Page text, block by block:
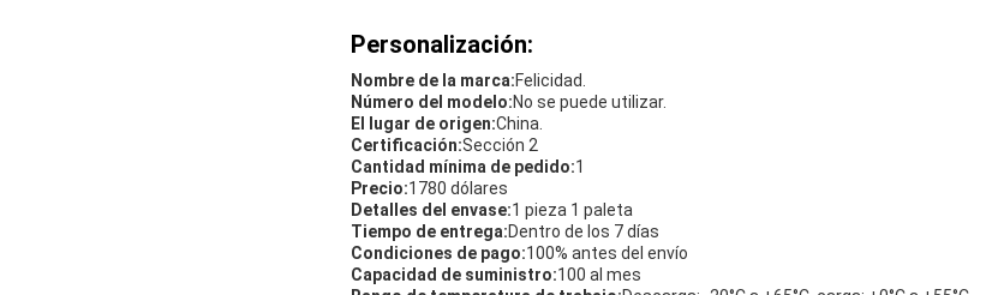
Personalización:
Nombre de la marca:Felicidad.
Número del modelo:No se puede utilizar.
El lugar de origen:China.
Certificación:Sección 2
Cantidad mínima de pedido:1
Precio:1780 dólares
Detalles del envase:1 pieza 1 paleta
Tiempo de entrega:Dentro de los 7 días
Condiciones de pago:100% antes del envío
Capacidad de suministro:100 al mes